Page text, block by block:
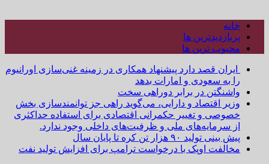
خانه
پربازدیدترین ها
محبوب ترین ها
ایران قصد دارد پیشنهاد همکاری در زمینه غنی‌سازی اورانیوم
را به سعودی و امارات بدهد
واشنگتن در برابر دوراهی سخت
وزیر اقتصاد و دارایی، می‌گوید راهی جز توانمندسازی بخش
خصوصی و تغییر حکمرانی اقتصادی برای استفاده حداکثری
از سرمایه‌های ملی و ظرفیت‌های داخلی وجود ندارد.
پیش بینی تولید ۹۰ هزار تن کره تا پایان سال
مخالفت اوپک با درخواست ترامپ برای افزایش تولید نفت